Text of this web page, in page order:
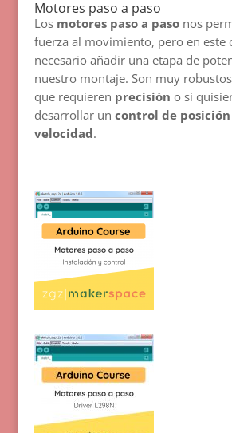
Motores paso a paso
Losmotores paso a pasonos
fuerza al movimiento, pero en este
necesario añadir una etapa de
nuestro montaje. Son muy
que requieren precisión o si
desarrollar un control de posición
velocidad.